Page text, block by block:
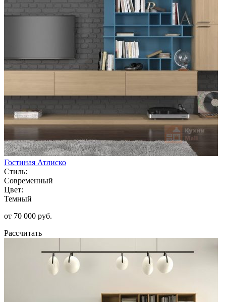
Гостиная Атлиско
Стиль:
Современный
Цвет:
Темный
от 70 000 руб.
Рассчитать